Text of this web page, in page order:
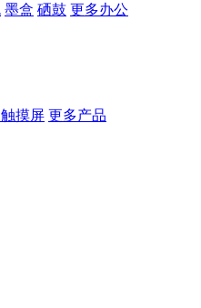
墨盒 硒鼓 更多办公
摸屏 更多产品